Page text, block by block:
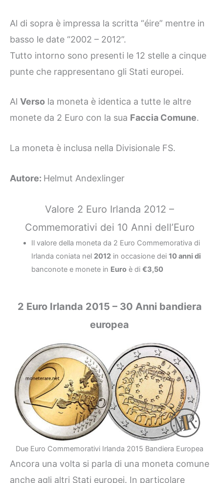
Al di sopra è impressa la scritta “éire” mentre in
basso le date “2002 – 2012”.
Tutto intorno sono presenti le 12 stelle a cinque
punte che rappresentano gli Stati europei.
Al Verso la moneta è identica a tutte le altre
monete da 2 Euro con la sua Faccia Comune.
La moneta è inclusa nella Divisionale FS.
Autore: Helmut Andexlinger
Valore 2 Euro Irlanda 2012 –
Commemorativi dei 10 Anni dell’Euro
Il valore della moneta da 2 Euro Commemorativa di
Irlanda coniata nel 2012in occasione dei 10 anni di
banconote e monete in Euroè di €3,50
2 Euro Irlanda 2015 – 30 Anni bandiera
europea
Due Euro Commemorativi Irlanda 2015 Bandiera Europea
Ancora una volta si parla di una moneta comune
anche agli altri Stati europei. In particolare